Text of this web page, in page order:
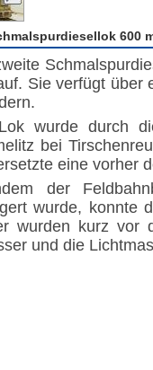
600
Sie verfügt über
wurde durch
bei
eine vorher
der
wurde, konnte
wurden kurz vor
und die